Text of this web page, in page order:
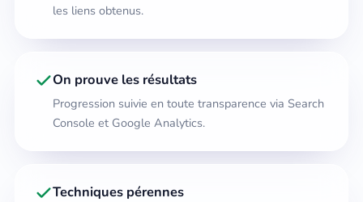
les liens obtenus.
On prouve les résultats
Progression suivie en toute transparence via Search
Console et Google Analytics.
Techniques pérennes